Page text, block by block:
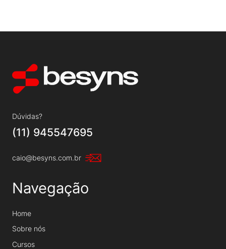
Dúvidas?
(11) 945547695
caio@besyns.com.br
Navegação
Home
Sobre nós
Cursos